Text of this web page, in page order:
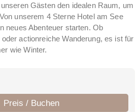
Gästen den idealen Raum, um
unserem 4 Sterne Hotel am See
neues Abenteuer starten. Ob
actionreiche Wanderung, es ist für
wie Winter.
Preis / Buchen